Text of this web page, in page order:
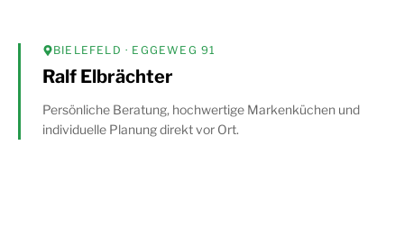
BIELEFELD · EGGEWEG 91
Ralf Elbrächter
Persönliche Beratung, hochwertige Markenküchen und
individuelle Planung direkt vor Ort.